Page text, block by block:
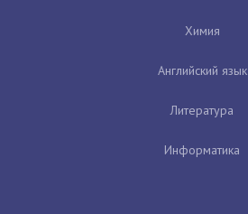
Химия
Английский язык
Литература
Информатика